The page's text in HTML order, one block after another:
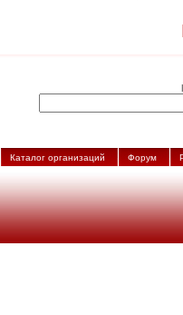
Каталог организаций Форум